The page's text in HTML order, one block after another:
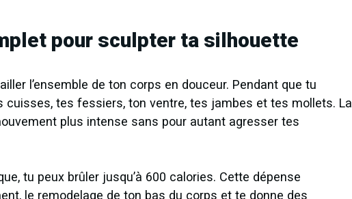
pour sculpter ta silhouette
l’ensemble de ton corps en douceur. Pendant que tu
cuisses, tes fessiers, ton ventre, tes jambes et tes mollets. La
plus intense sans pour autant agresser tes
tu peux brûler jusqu’à 600 calories. Cette dépense
le remodelage de ton bas du corps et te donne des